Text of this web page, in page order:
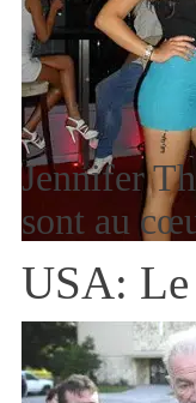
Jennifer
sont au
USA: Le